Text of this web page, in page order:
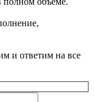
и ответим на все